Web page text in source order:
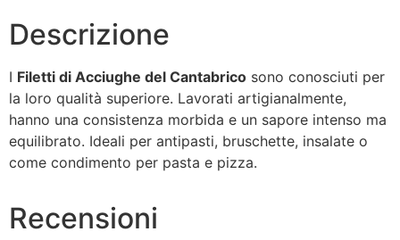
Descrizione
I Filetti di Acciughe del Cantabrico sono conosciuti per
la loro qualità superiore. Lavorati artigianalmente,
hanno una consistenza morbida e un sapore intenso ma
equilibrato. Ideali per antipasti, bruschette, insalate o
come condimento per pasta e pizza.
Recensioni